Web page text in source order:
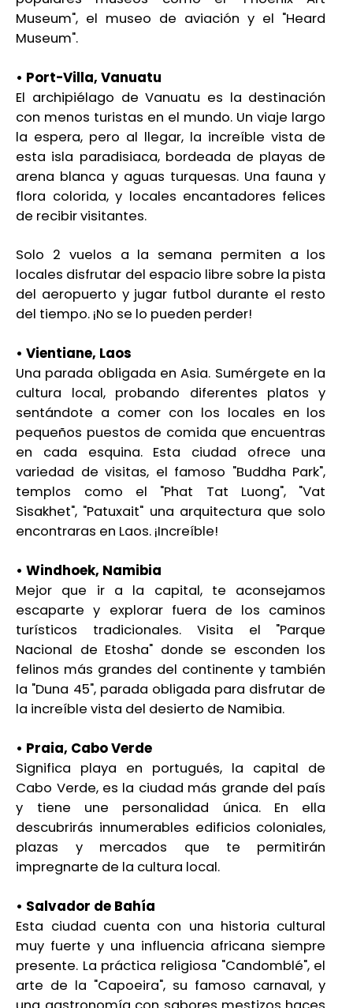
Museum", el museo de aviación y el "Heard
Museum".
• Port-Villa, Vanuatu
El archipiélago de Vanuatu es la destinación
con menos turistas en el mundo. Un viaje largo
la espera, pero al llegar, la increíble vista de
esta isla paradisiaca, bordeada de playas de
arena blanca y aguas turquesas. Una fauna y
flora colorida, y locales encantadores felices
de recibir visitantes.
Solo 2 vuelos a la semana permiten a los
locales disfrutar del espacio libre sobre la pista
del aeropuerto y jugar futbol durante el resto
del tiempo. ¡No se lo pueden perder!
• Vientiane, Laos
Una parada obligada en Asia. Sumérgete en la
cultura local, probando diferentes platos y
sentándote a comer con los locales en los
pequeños puestos de comida que encuentras
en cada esquina. Esta ciudad ofrece una
variedad de visitas, el famoso "Buddha Park",
templos como el "Phat Tat Luong", "Vat
Sisakhet", "Patuxait" una arquitectura que solo
encontraras en Laos. ¡Increíble!
• Windhoek, Namibia
Mejor que ir a la capital, te aconsejamos
escaparte y explorar fuera de los caminos
turísticos tradicionales. Visita el "Parque
Nacional de Etosha" donde se esconden los
felinos más grandes del continente y también
la "Duna 45", parada obligada para disfrutar de
la increíble vista del desierto de Namibia.
• Praia, Cabo Verde
Significa playa en portugués, la capital de
Cabo Verde, es la ciudad más grande del país
y tiene une personalidad única. En ella
descubrirás innumerables edificios coloniales,
plazas y mercados que te permitirán
impregnarte de la cultura local.
• Salvador de Bahía
Esta ciudad cuenta con una historia cultural
muy fuerte y una influencia africana siempre
presente. La práctica religiosa "Candomblé", el
arte de la "Capoeira", su famoso carnaval, y